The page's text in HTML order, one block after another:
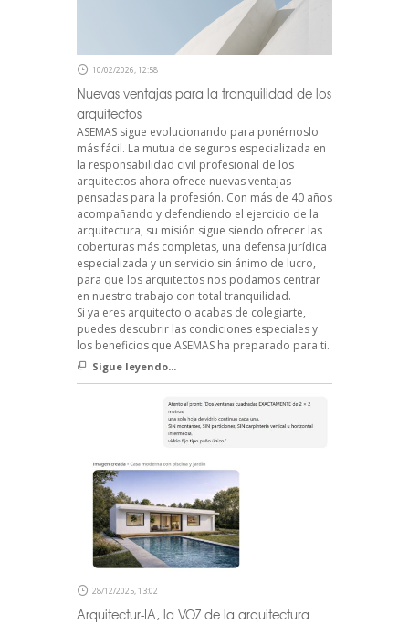
10/02/2026, 12:58
Nuevas ventajas para la tranquilidad de los
arquitectos
ASEMAS sigue evolucionando para ponérnoslo
más fácil. La mutua de seguros especializada en
la responsabilidad civil profesional de los
arquitectos ahora ofrece nuevas ventajas
pensadas para la profesión. Con más de 40 años
acompañando y defendiendo el ejercicio de la
arquitectura, su misión sigue siendo ofrecer las
coberturas más completas, una defensa jurídica
especializada y un servicio sin ánimo de lucro,
para que los arquitectos nos podamos centrar
en nuestro trabajo con total tranquilidad.
Si ya eres arquitecto o acabas de colegiarte,
puedes descubrir las condiciones especiales y
los beneficios que ASEMAS ha preparado para ti.
Sigue leyendo...
28/12/2025, 13:02
Arquitectur-IA, la VOZ de la arquitectura